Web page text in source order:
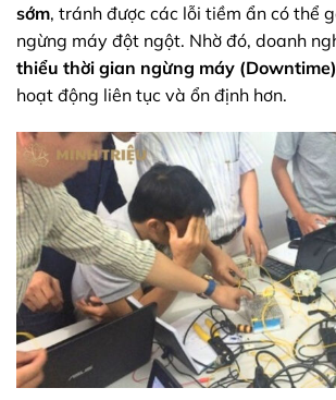
sớm, tránh được các lỗi tiềm ẩn có thể
ngừng máy đột ngột. Nhờ đó, doanh
thiểu thời gian ngừng máy (Downtime)
hoạt động liên tục và ổn định hơn.